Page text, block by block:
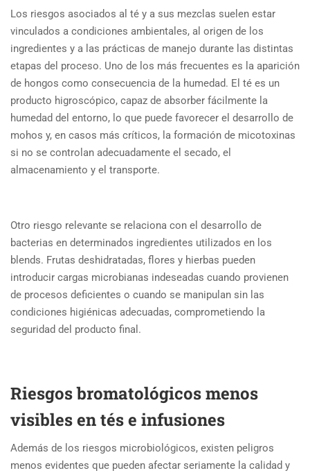
Los riesgos asociados al té y a sus mezclas suelen estar
vinculados a condiciones ambientales, al origen de los
ingredientes y a las prácticas de manejo durante las distintas
etapas del proceso. Uno de los más frecuentes es la aparición
de hongos como consecuencia de la humedad. El té es un
producto higroscópico, capaz de absorber fácilmente la
humedad del entorno, lo que puede favorecer el desarrollo de
mohos y, en casos más críticos, la formación de micotoxinas
si no se controlan adecuadamente el secado, el
almacenamiento y el transporte.
Otro riesgo relevante se relaciona con el desarrollo de
bacterias en determinados ingredientes utilizados en los
blends. Frutas deshidratadas, flores y hierbas pueden
introducir cargas microbianas indeseadas cuando provienen
de procesos deficientes o cuando se manipulan sin las
condiciones higiénicas adecuadas, comprometiendo la
seguridad del producto final.
Riesgos bromatológicos menos
visibles en tés e infusiones
Además de los riesgos microbiológicos, existen peligros
menos evidentes que pueden afectar seriamente la calidad y